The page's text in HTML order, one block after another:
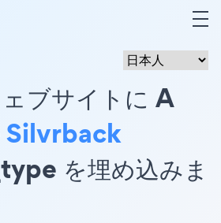
ブサイトに A
Silvrback
を埋め込みま